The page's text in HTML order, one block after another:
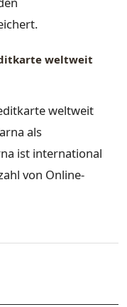
weltweit
weltweit
als
ist international
von Online-